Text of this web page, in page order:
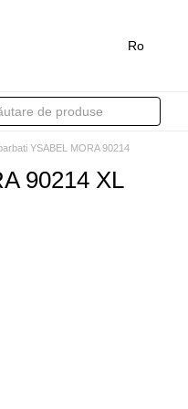
Ro
YSABEL MORA 90214
90214 XL